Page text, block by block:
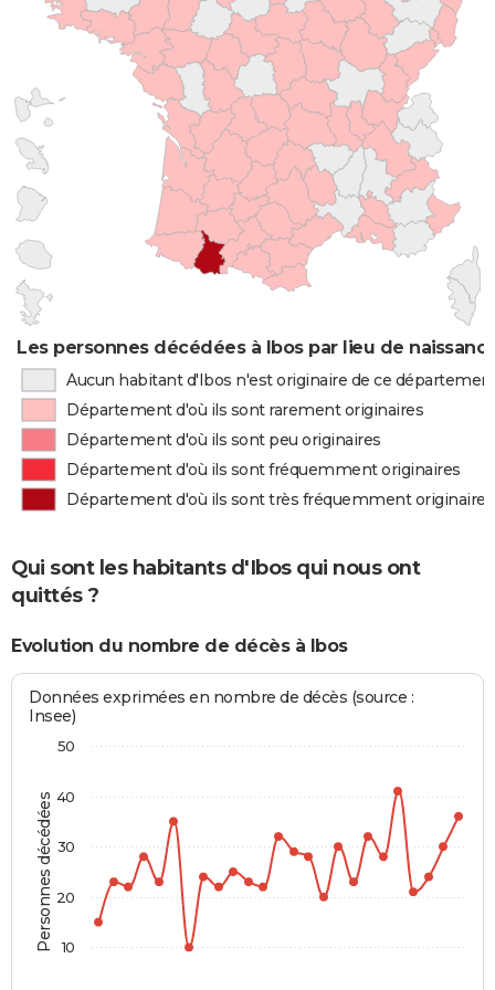
Les personnes décédées à Ibos par lieu de
Aucun habitant d'Ibos n'est originaire de ce
Département d'où ils sont rarement originaires
Département d'où ils sont peu originaires
Département d'où ils sont fréquemment originaires
Département d'où ils sont très fréquemment originaires
Qui sont les habitants d'Ibos qui nous ont
quittés ?
Evolution du nombre de décès à Ibos
Personnes décédées
Données exprimées en nombre de décès (source :
Insee)
10
20
30
40
50